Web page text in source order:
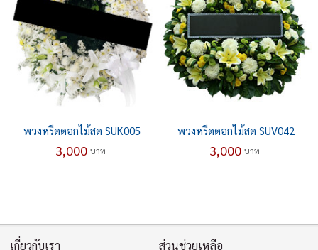
พวงหรีดดอกไม้สด SUK005
3,000 บาท
พวงหรีดดอกไม้สด SUV042
3,000 บาท
เกี่ยวกับเรา ส่วนช่วยเหลือ